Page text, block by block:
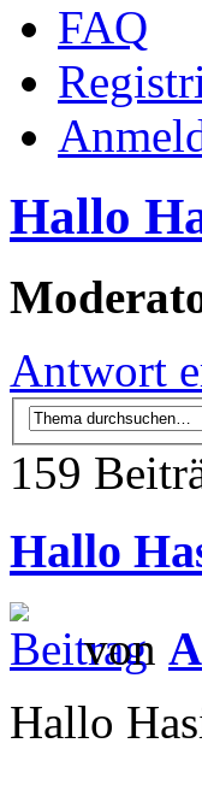
FAQ
Hallo
Antwort
159
Hallo
von
Hallo